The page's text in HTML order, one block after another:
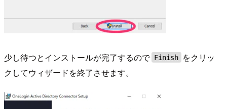
少し待つとインストールが完了するので Finish
をクリッ
クしてウィザードを終了させます。